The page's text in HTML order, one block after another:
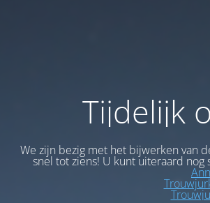
Tijdelijk
We zijn bezig met het bijwerken van
snel tot ziens! U kunt uiteraard